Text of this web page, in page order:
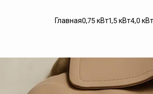
Главная0,75 кВт1,5 кВт4,0 кВт